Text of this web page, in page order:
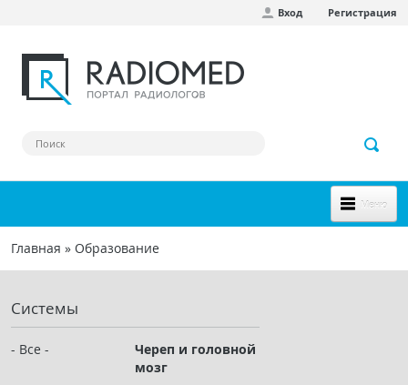
Вход Регистрация
Меню
НОВОЕ НА САЙТЕ
СООБЩЕСТВО
Клинические наблюдения
Вы здесь
Главная » Образование
Системы
- Все -
Череп и головной
мозг